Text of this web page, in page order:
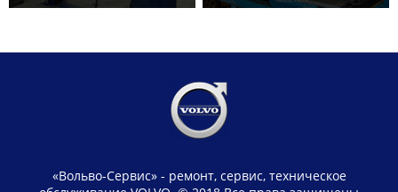
«Вольво-Сервис» - ремонт, сервис, техническое